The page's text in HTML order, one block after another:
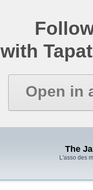
with
Open in
The
L'asso des